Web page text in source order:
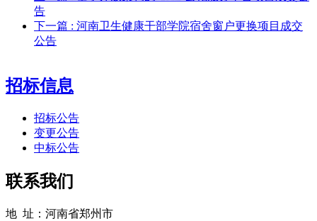
告
下一篇 : 河南卫生健康干部学院宿舍窗户更换项目成交
公告
招标信息
招标公告
变更公告
中标公告
联系我们
地 址：河南省郑州市